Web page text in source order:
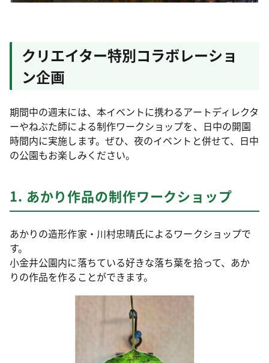
クリエイター特別コラボレーショ
ン企画
期間中の週末には、本イベントに携わるアートディレクタ
ーやねぶた師による制作ワークショップを、日中の開園
時間内に実施します。ぜひ、夜のイベントと併せて、日中
の公園もお楽しみください。
1. あかり作品の制作ワークショップ
あかりの造形作家・川村忠晴氏によるワークショップで
す。
小金井公園内に落ちている好きな落ち葉を拾って、あか
りの作品を作ることができます。